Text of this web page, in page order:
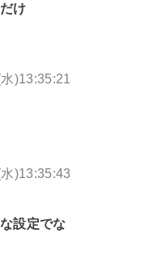
け
)13:35:21
)13:35:43
設定でな